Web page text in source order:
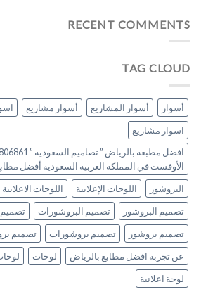
RECENT COMMENTS
TAG CLOUD
أسوار أسوار المشاريع أسوار مشاريع
اسوار مشاريع
الأوفست في المملكة العربية السعودية أفضل
البروشور
اللوحات الإعلانية اللوحات الاعلانية
تصميم البروشور
تصميم البروشورات
تصميم
تصميم بروشور
تصميم بروشورات
تصميم
عن تجربة افضل مطابع بالرياض
لوحات
لوحة اعلانية